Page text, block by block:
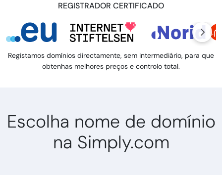
REGISTRADOR CERTIFICADO
Registamos domínios directamente, sem intermediário, para que
obtenhas melhores preços e controlo total.
Escolha nome de domínio
na Simply.com